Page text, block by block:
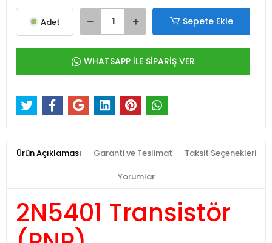
Adet Sepete Ekle
WHATSAPP İLE SİPARİŞ VER
Ürün Açıklaması Garanti ve Teslimat Taksit Seçenekleri
Yorumlar
2N5401 Transistör